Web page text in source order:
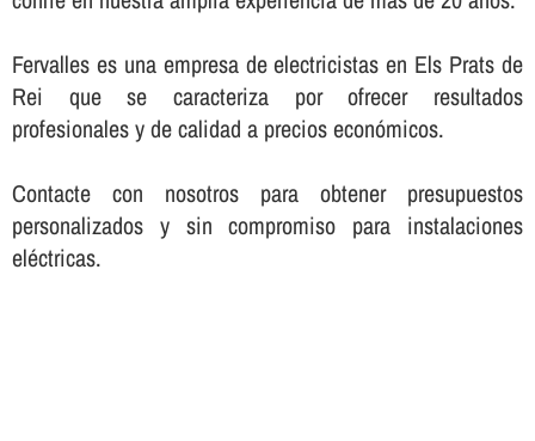
Fervalles es una empresa de electricistas en Els Prats de
Rei que se caracteriza por ofrecer resultados
profesionales y de calidad a precios económicos.
Contacte con nosotros para obtener presupuestos
personalizados y sin compromiso para instalaciones
eléctricas.